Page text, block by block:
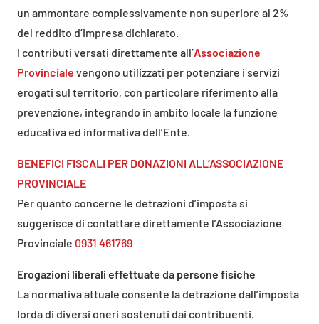
un ammontare complessivamente non superiore al 2%
del reddito d’impresa dichiarato.
I contributi versati direttamente all’Associazione
Provinciale vengono utilizzati per potenziare i servizi
erogati sul territorio, con particolare riferimento alla
prevenzione, integrando in ambito locale la funzione
educativa ed informativa dell’Ente.
BENEFICI FISCALI PER DONAZIONI ALL’ASSOCIAZIONE
PROVINCIALE
Per quanto concerne le detrazioni d’imposta si
suggerisce di contattare direttamente l’Associazione
Provinciale 0931 461769
Erogazioni liberali effettuate da persone fisiche
La normativa attuale consente la detrazione dall’imposta
lorda di diversi oneri sostenuti dai contribuenti.